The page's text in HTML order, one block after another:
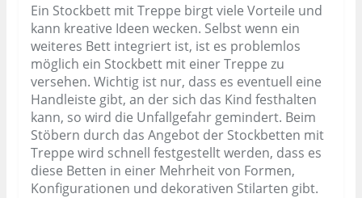
Ein Stockbett mit Treppe birgt viele Vorteile und
kann kreative Ideen wecken. Selbst wenn ein
weiteres Bett integriert ist, ist es problemlos
möglich ein Stockbett mit einer Treppe zu
versehen. Wichtig ist nur, dass es eventuell eine
Handleiste gibt, an der sich das Kind festhalten
kann, so wird die Unfallgefahr gemindert. Beim
Stöbern durch das Angebot der Stockbetten mit
Treppe wird schnell festgestellt werden, dass es
diese Betten in einer Mehrheit von Formen,
Konfigurationen und dekorativen Stilarten gibt.